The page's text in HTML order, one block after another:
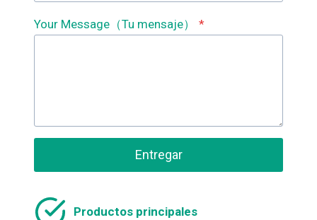
Your Message（Tu mensaje） *
Entregar
Productos principales